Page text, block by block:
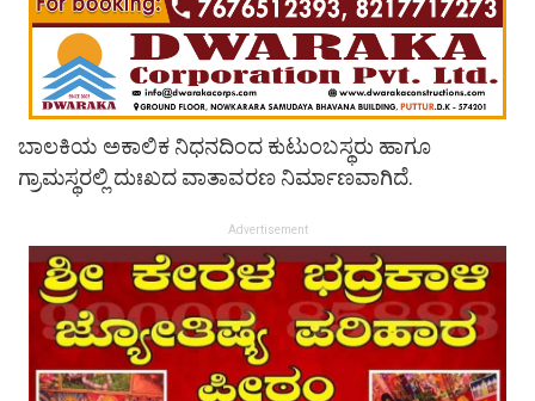
ಬಾಲಕಿಯ ಅಕಾಲಿಕ ನಿಧನದಿಂದ ಕುಟುಂಬಸ್ಥರು ಹಾಗೂ
ಗ್ರಾಮಸ್ಥರಲ್ಲಿ ದುಃಖದ ವಾತಾವರಣ ನಿರ್ಮಾಣವಾಗಿದೆ.
Advertisement